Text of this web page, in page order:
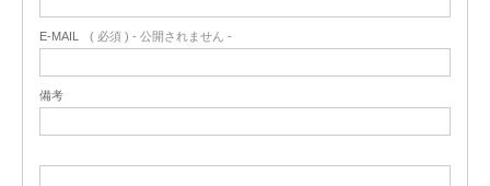
E-MAIL ( 必須 ) - 公開されません -
備考